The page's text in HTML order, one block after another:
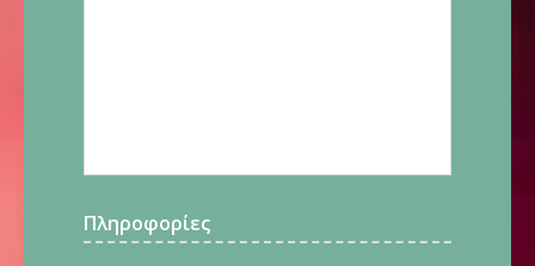
Πληροφορίες